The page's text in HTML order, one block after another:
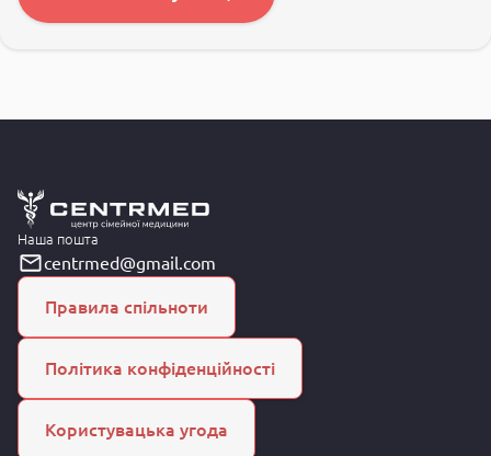
Наша пошта
centrmed@gmail.com
Правила спільноти
Політика конфіденційності
Користувацька угода